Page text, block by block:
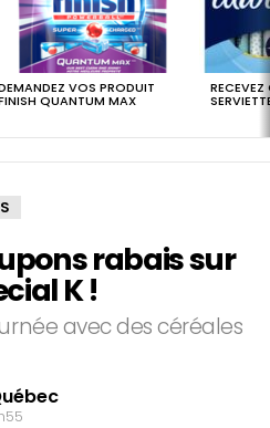
VOS PRODUIT
QUANTUM MAX
rabais sur
K !
avec des céréales